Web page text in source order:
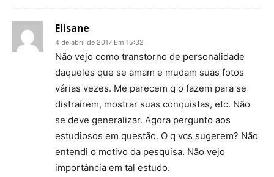
Elisane
4 de abril de 2017 Em 15:32
Não vejo como transtorno de personalidade
daqueles que se amam e mudam suas fotos
várias vezes. Me parecem q o fazem para se
distrairem, mostrar suas conquistas, etc. Não
se deve generalizar. Agora pergunto aos
estudiosos em questão. O q vcs sugerem? Não
entendi o motivo da pesquisa. Não vejo
importância em tal estudo.